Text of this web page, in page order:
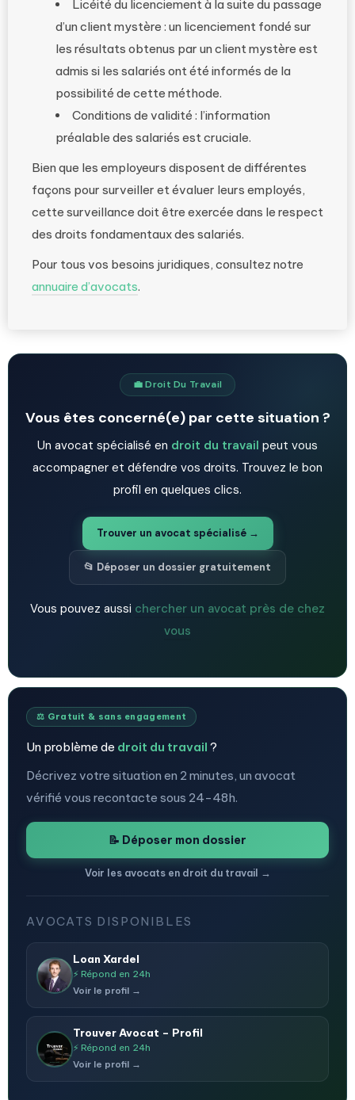
Licéité du licenciement à la suite du passage
d’un client mystère : un licenciement fondé sur
les résultats obtenus par un client mystère est
admis si les salariés ont été informés de la
possibilité de cette méthode.
Conditions de validité : l’information
préalable des salariés est cruciale.
Bien que les employeurs disposent de différentes
façons pour surveiller et évaluer leurs employés,
cette surveillance doit être exercée dans le respect
des droits fondamentaux des salariés.
Pour tous vos besoins juridiques, consultez notre
annuaire d’avocats.
💼 Droit Du Travail
Vous êtes concerné(e) par cette situation ?
Un avocat spécialisé en droit du travail peut vous
accompagner et défendre vos droits. Trouvez le bon
profil en quelques clics.
Trouver un avocat spécialisé →
📂 Déposer un dossier gratuitement
Vous pouvez aussi chercher un avocat près de chez
vous
⚖️ Gratuit & sans engagement
Un problème de droit du travail ?
Décrivez votre situation en 2 minutes, un avocat
vérifié vous recontacte sous 24-48h.
📝 Déposer mon dossier
Voir les avocats en droit du travail →
AVOCATS DISPONIBLES
Loan Xardel
⚡ Répond en 24h
Voir le profil →
Trouver Avocat – Profil
⚡ Répond en 24h
Voir le profil →